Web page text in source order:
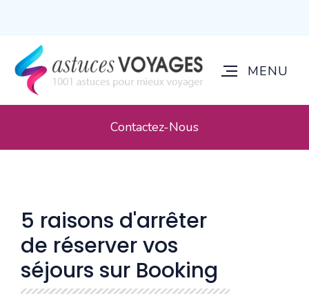
Contactez-Nous
5 raisons d'arrêter
de réserver vos
séjours sur Booking